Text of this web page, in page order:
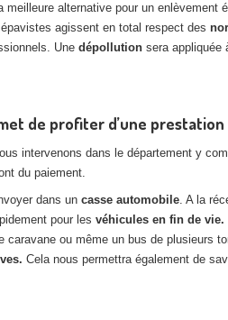
alternative pour un enlèvement
agissent en total respect des
Une dépollution sera appliquée
de profiter d’une
intervenons dans le département y
du paiement.
dans un casse automobile. A la
pour les véhicules en fin de vie.
ou même un bus de plusieurs
Cela nous permettra également de